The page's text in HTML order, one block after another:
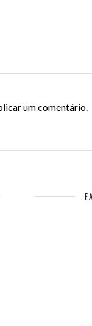
um comentário.